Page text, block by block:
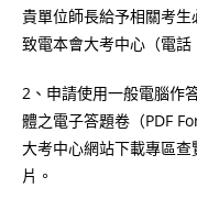
貴單位師長給予相關考
致電本會大考中心（電
2、申請使用一般電腦作
體之電子答題卷（PDF
大考中心網站下載專區
片。